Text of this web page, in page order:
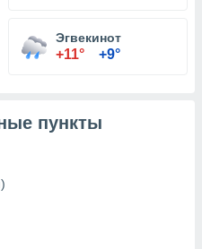
Эгвекинот
+11° +9°
пункты